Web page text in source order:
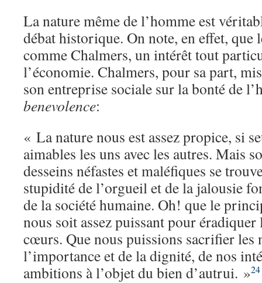
La nature même de l’homme est
débat historique. On note, en effet, que
comme Chalmers, un intérêt tout
l’économie. Chalmers, pour sa part,
son entreprise sociale sur la bonté de
benevolence:
« La nature nous est assez propice, si
aimables les uns avec les autres. Mais
desseins néfastes et maléfiques se
stupidité de l’orgueil et de la jalousie
de la société humaine. Oh! que le
nous soit assez puissant pour éradiquer
cœurs. Que nous puissions sacrifier les
l’importance et de la dignité, de nos
ambitions à l’objet du bien d’autrui. »24